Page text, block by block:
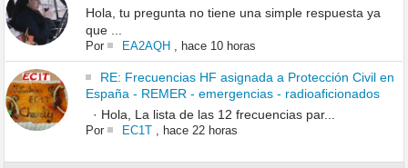
Hola, tu pregunta no tiene una simple respuesta ya
que ...
Por EA2AQH, hace 10 horas
RE: Frecuencias HF asignada a Protección Civil en
España - REMER - emergencias - radioaficionados
· Hola, La lista de las 12 frecuencias par...
Por EC1T, hace 22 horas